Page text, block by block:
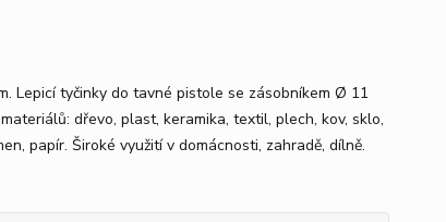
Lepicí tyčinky do tavné pistole se zásobníkem Ø 11
dřevo, plast, keramika, textil, plech, kov, sklo,
papír. Široké využití v domácnosti, zahradě, dílně.